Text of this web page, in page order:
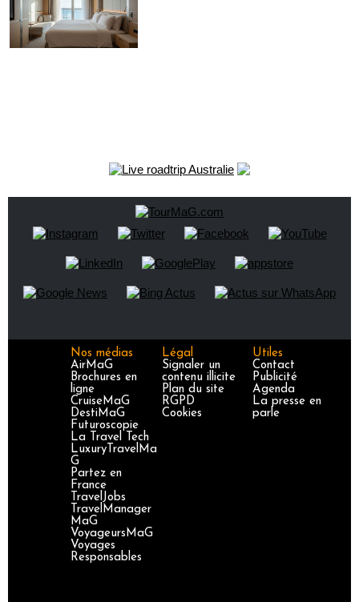
Nos médias
AirMaG
Brochures en
ligne
CruiseMaG
DestiMaG
Futuroscopie
La Travel Tech
LuxuryTravelMa
G
Partez en
France
TravelJobs
TravelManager
MaG
VoyageursMaG
Voyages
Responsables
Légal
Signaler un
contenu illicite
Plan du site
RGPD
Cookies
Utiles
Contact
Publicité
Agenda
La presse en
parle